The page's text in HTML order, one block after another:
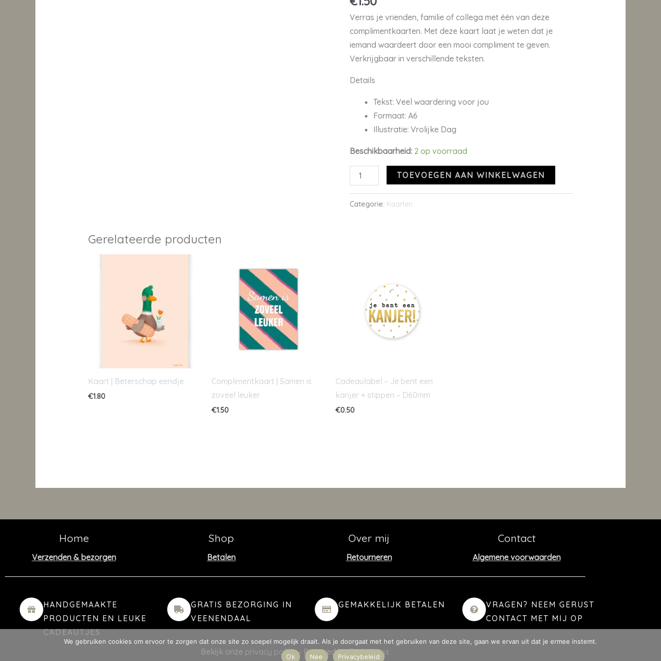
Verras je vrienden, familie of collega met één van deze
complimentkaarten. Met deze kaart laat je weten dat je
iemand waardeert door een mooi compliment te geven.
Verkrijgbaar in verschillende teksten.
Details
Tekst: Veel waardering voor jou
Formaat: A6
Illustratie: Vrolijke Dag
Beschikbaarheid: 2 op voorraad
aantal
TOEVOEGEN AAN WINKELWAGEN
Categorie: Kaarten
Gerelateerde producten
Kaart | Beterschap eendje
€1.80
Complimentkaart | Samen is
zoveel leuker
€1.50
Cadeaulabel – Je bent een
kanjer + stippen – D60mm
€0.50
Home Shop Over mij Contact
Verzenden & bezorgen Betalen Retourneren Algemene voorwaarden
HANDGEMAAKTE
PRODUCTEN EN LEUKE
CADEAUTJES
GRATIS BEZORGING IN
VEENENDAAL
GEMAKKELIJK BETALEN
VRAGEN? NEEM GERUST
CONTACT MET MIJ OP
Bekijk onze privacy policy– Powered byDigitalness
We gebruiken cookies om ervoor te zorgen dat onze site zo soepel mogelijk draait. Als je doorgaat met het gebruiken van deze site, gaan we ervan uit dat je ermee instemt.
Ok
Nee Privacybeleid